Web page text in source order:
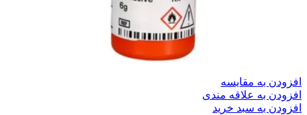
افزودن به مقایسه
افزودن به علاقه مندی
افزودن به سبد خرید